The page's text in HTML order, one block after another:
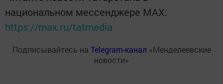
национальном мессенджере MАХ:
https://max.ru/tatmedia
Подписывайтесь на Telegram-канал «Менделеевские
новости»